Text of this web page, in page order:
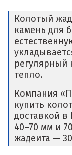
Колотый
камень для
регулярный
тепло.
Компания
купить
доставкой
40–70 мм и
жадеита —